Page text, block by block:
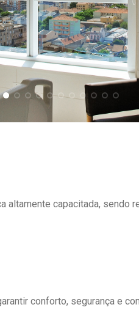
capacitada, sendo
conforto, segurança e